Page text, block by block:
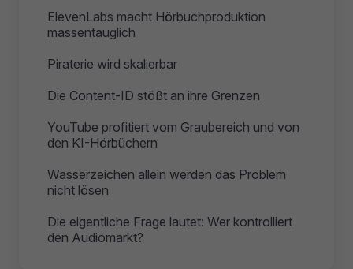
ElevenLabs macht Hörbuchproduktion
massentauglich
Piraterie wird skalierbar
Die Content-ID stößt an ihre Grenzen
YouTube profitiert vom Graubereich und von
den KI-Hörbüchern
Wasserzeichen allein werden das Problem
nicht lösen
Die eigentliche Frage lautet: Wer kontrolliert
den Audiomarkt?